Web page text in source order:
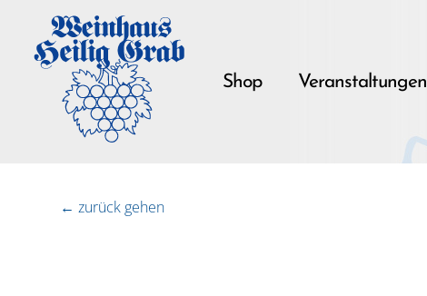
Shop Veranstaltungen
← zurück gehen